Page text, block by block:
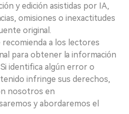
y edición asistidas por IA,
omisiones o inexactitudes
original.
a los lectores
para obtener la información
identifica algún error o
infringe sus derechos,
nosotros en
y abordaremos el